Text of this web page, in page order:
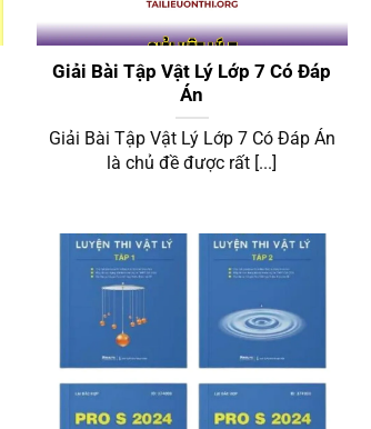
Giải Vật Lý 7
Giải Bài Tập Vật Lý Lớp 7 Có Đáp
Án
Giải Bài Tập Vật Lý Lớp 7 Có Đáp Án
là chủ đề được rất [...]